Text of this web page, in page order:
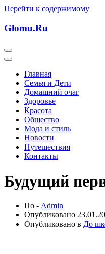
Перейти к содержимому
Glomu.Ru
Главная
Семья и Дети
Домашний очаг
Здоровье
Красота
Общество
Мода и стиль
Новости
Путешествия
Контакты
Будущий
По - Admin
Опубликовано
Опубликовано в До